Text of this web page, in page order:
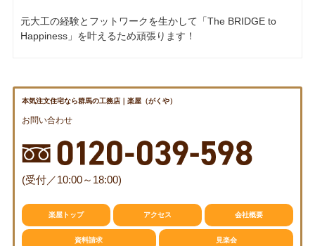
元大工の経験とフットワークを生かして「The BRIDGE to
Happiness」を叶えるため頑張ります！
本気注文住宅なら群馬の工務店｜楽屋（がくや）
お問い合わせ
(受付／10:00～18:00)
楽屋トップ アクセス 会社概要
資料請求 見楽会
お問い合わせ